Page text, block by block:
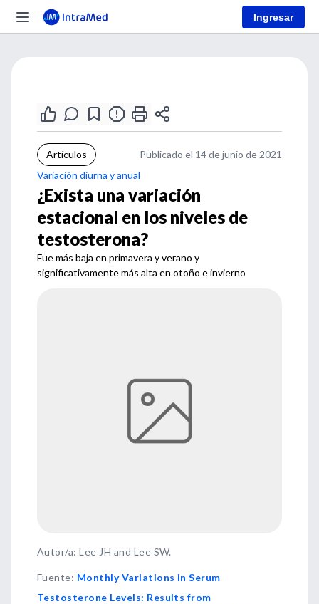
Ingresar
Artículos
Publicado el 14 de junio de 2021
Variación diurna y anual
¿Exista una variación
estacional en los niveles de
testosterona?
Fue más baja en primavera y verano y
significativamente más alta en otoño e invierno
Autor/a: Lee JH and Lee SW.
Fuente: Monthly Variations in Serum
Testosterone Levels: Results from